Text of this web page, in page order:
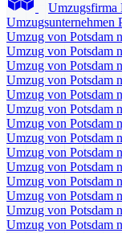
Umzugsfirma
Umzugsunternehmen
Umzug von Potsdam
Umzug von Potsdam
Umzug von Potsdam
Umzug von Potsdam
Umzug von Potsdam
Umzug von Potsdam
Umzug von Potsdam
Umzug von Potsdam
Umzug von Potsdam
Umzug von Potsdam
Umzug von Potsdam
Umzug von Potsdam
Umzug von Potsdam
Umzug von Potsdam